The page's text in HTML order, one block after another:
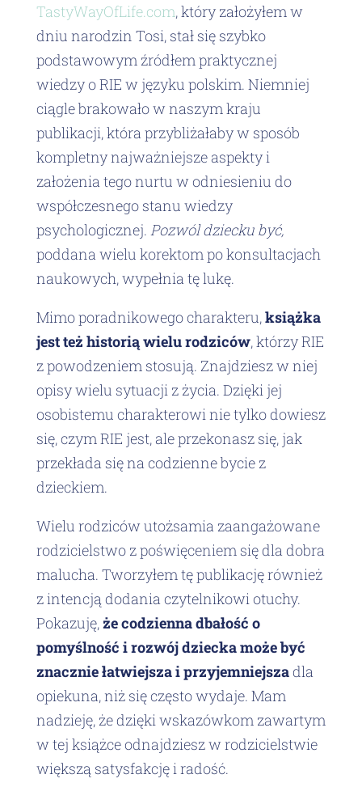
TastyWayOfLife.com, który założyłem w
dniu narodzin Tosi, stał się szybko
podstawowym źródłem praktycznej
wiedzy o RIE w języku polskim. Niemniej
ciągle brakowało w naszym kraju
publikacji, która przybliżałaby w sposób
kompletny najważniejsze aspekty i
założenia tego nurtu w odniesieniu do
współczesnego stanu wiedzy
psychologicznej. Pozwól dziecku być,
poddana wielu korektom po konsultacjach
naukowych, wypełnia tę lukę.
Mimo poradnikowego charakteru,książka
jest też historią wielu rodziców, którzy RIE
z powodzeniem stosują. Znajdziesz w niej
opisy wielu sytuacji z życia. Dzięki jej
osobistemu charakterowi nie tylko dowiesz
się, czym RIE jest, ale przekonasz się, jak
przekłada się na codzienne bycie z
dzieckiem.
Wielu rodziców utożsamia zaangażowane
rodzicielstwo z poświęceniem się dla dobra
malucha. Tworzyłem tę publikację również
z intencją dodania czytelnikowi otuchy.
Pokazuję,że codzienna dbałość o
pomyślność i rozwój dziecka może być
znacznie łatwiejsza i przyjemniejszadla
opiekuna, niż się często wydaje. Mam
nadzieję, że dzięki wskazówkom zawartym
w tej książce odnajdziesz w rodzicielstwie
większą satysfakcję i radość.